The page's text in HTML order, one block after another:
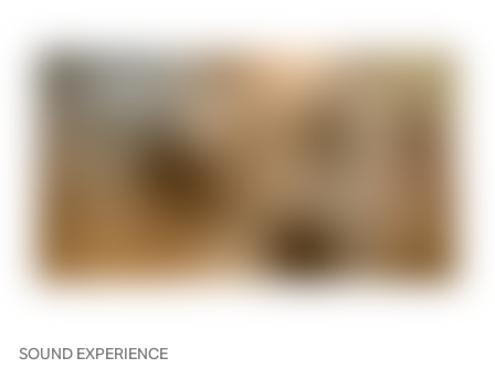
SOUND EXPERIENCE